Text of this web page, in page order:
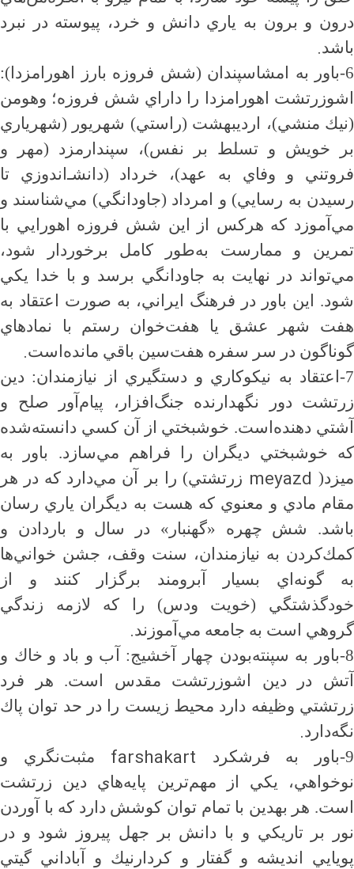
درون و برون به ياري دانش و خرد، پيوسته در نبرد
باشد.
6-باور به امشاسپندان (شش فروزه بارز اهورامزدا):
اشوزرتشت اهورامزدا را داراي شش فروزه؛ وهومن
(نيك منشي)، ارديبهشت (راستي) شهريور (شهرياري
بر خويش و تسلط بر نفس)، سپندارمزد (مهر و
فروتني و وفاي به عهد)، خرداد (دانشـ‌اندوزي تا
رسيدن به رسايي) و امرداد (جاودانگي) مي‌شناسند و
مي‌آموزد كه هركس از اين شش فروزه اهورايي با
تمرين و ممارست به‌طور كامل برخوردار شود،
مي‌تواند در نهايت به جاودانگي برسد و با خدا يكي
شود. اين باور در فرهنگ ايراني، به صورت اعتقاد به
هفت شهر عشق يا هفت‌خوان رستم با نمادهاي
گوناگون در سر سفره هفت‌سين باقي مانده‌است.
7-اعتقاد به نيكوكاري و دستگيري از نيازمندان: دين
زرتشت دور نگهدارنده جنگ‌افزار، پيام‌آور صلح و
آشتي دهنده‌است. خوشبختي از آن كسي دانسته‌شده
كه خوشبختي ديگران را فراهم مي‌سازد. باور به
ميزد(meyazd زرتشتي) را بر آن مي‌دارد كه در هر
مقام مادي و معنوي كه هست به ديگران ياري رسان
باشد. شش چهره «گهنبار» در سال و باردادن و
كمك‌كردن به نيازمندان، سنت وقف، جشن خواني‌ها
به گونه‌اي بسيار آبرومند برگزار كنند و از
خودگذشتگي (خويت ودس) را كه لازمه زندگي
گروهي است به جامعه مي‌آموزند.
8-باور به سپنته‌بودن چهار آخشيج: آب و باد و خاك و
آتش در دين اشوزرتشت مقدس است. هر فرد
زرتشتي وظيفه دارد محيط زيست را در حد توان پاك
نگه‌دارد.
9-باور به فرشكرد farshakart
مثبت‌نگري و
نوخواهي، يكي از مهم‌ترين پايه‌هاي دين زرتشت
است. هر بهدين با تمام توان كوشش دارد كه با آوردن
نور بر تاريكي و با دانش بر جهل پيروز شود و در
پويايي انديشه و گفتار و كردارنيك و آباداني گيتي